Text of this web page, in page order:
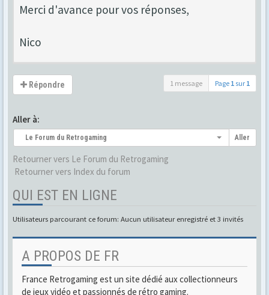
Merci d'avance pour vos réponses,
Nico
Répondre 1 message Page 1 sur 1
Aller à:
Le Forum du Retrogaming Aller
Retourner vers Le Forum du Retrogaming
Retourner vers Index du forum
QUI EST EN LIGNE
Utilisateurs parcourant ce forum: Aucun utilisateur enregistré et 3 invités
A PROPOS DE FR
France Retrogaming est un site dédié aux collectionneurs
de jeux vidéo et passionnés de rétro gaming.